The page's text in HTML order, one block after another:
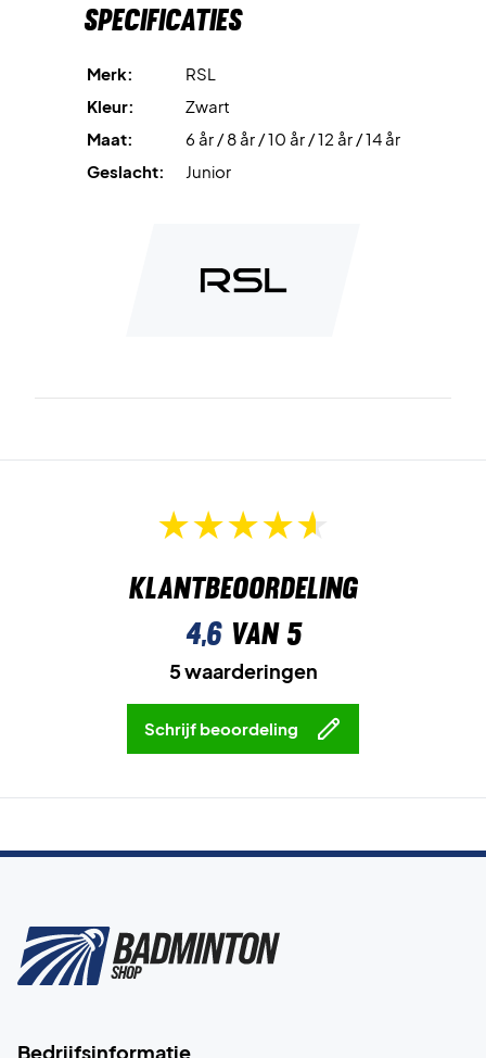
Specificaties
Merk:
RSL
Kleur:
Zwart
Maat:
6 år / 8 år / 10 år / 12 år / 14 år
Geslacht:
Junior
Klantbeoordeling
4,6van 5
5 waarderingen
Schrijf beoordeling
Bedrijfsinformatie